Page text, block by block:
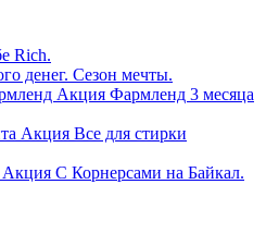
Rich.
денег. Сезон мечты.
Акция Фармленд 3 месяца
Акция Все для стирки
С Корнерсами на Байкал.